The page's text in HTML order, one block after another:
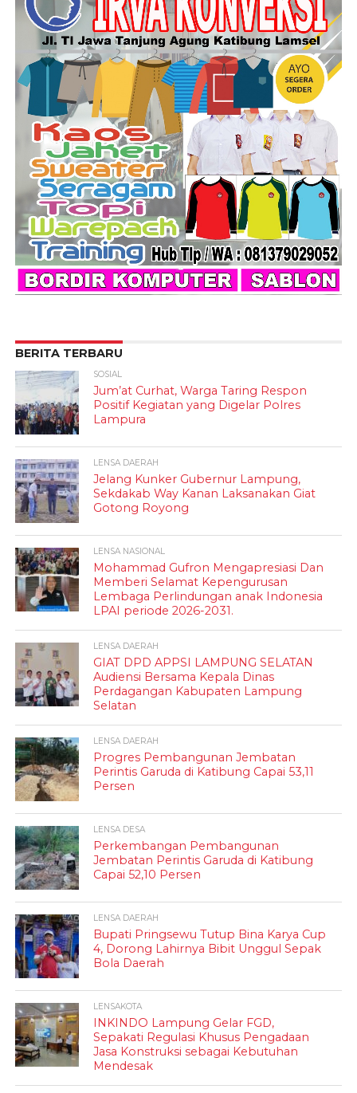
BERITA TERBARU
SOSIAL
Jum’at Curhat, Warga Taring Respon
Positif Kegiatan yang Digelar Polres
Lampura
LENSA DAERAH
Jelang Kunker Gubernur Lampung,
Sekdakab Way Kanan Laksanakan Giat
Gotong Royong
LENSA NASIONAL
Mohammad Gufron Mengapresiasi Dan
Memberi Selamat Kepengurusan
Lembaga Perlindungan anak Indonesia
LPAI periode 2026-2031.
LENSA DAERAH
GIAT DPD APPSI LAMPUNG SELATAN
Audiensi Bersama Kepala Dinas
Perdagangan Kabupaten Lampung
Selatan
LENSA DAERAH
Progres Pembangunan Jembatan
Perintis Garuda di Katibung Capai 53,11
Persen
LENSA DESA
Perkembangan Pembangunan
Jembatan Perintis Garuda di Katibung
Capai 52,10 Persen
LENSA DAERAH
Bupati Pringsewu Tutup Bina Karya Cup
4, Dorong Lahirnya Bibit Unggul Sepak
Bola Daerah
LENSAKOTA
INKINDO Lampung Gelar FGD,
Sepakati Regulasi Khusus Pengadaan
Jasa Konstruksi sebagai Kebutuhan
Mendesak